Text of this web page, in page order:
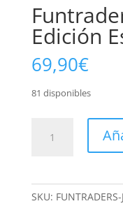
Edición
69,90€
81 disponibles
SKU: